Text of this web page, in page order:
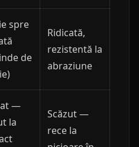
spre
de
Ridicată,
rezistentă la
abraziune
—
la
Scăzut —
rece la